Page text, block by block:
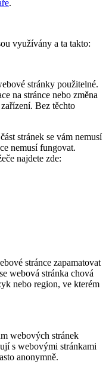
.
využívány a ta takto:
stránky použitelné.
na stránce nebo změna
Bez těchto
stránek se vám nemusí
nemusí fungovat.
najdete zde:
stránce zapamatovat
webová stránka chová
nebo region, ve kterém
webových stránek
s webovými stránkami
anonymně.